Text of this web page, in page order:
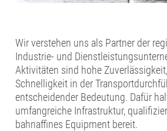
Wir verstehen uns als Partner der
Industrie- und
Aktivitäten sind hohe
Schnelligkeit in der
entscheidender Bedeutung. Dafür
umfangreiche Infrastruktur,
bahnaffines Equipment bereit.